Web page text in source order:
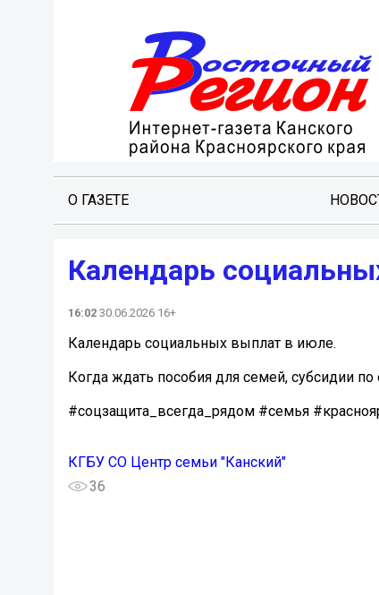
О ГАЗЕТЕ
Календарь
16:02 30.06.2026 16+
Календарь социальных выплат в июле.
Когда ждать пособия для семей, субсидии
#соцзащита_всегда_рядом #семья
КГБУ СО Центр семьи "Канский"
36